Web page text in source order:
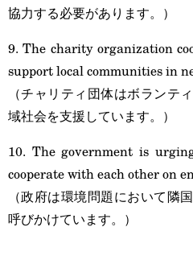
協力する必要があります。）
9. The charity organization
support local communities in
（チャリティ団体はボランテ
域社会を支援しています。）
10. The government is
cooperate with each other on
（政府は環境問題において隣
呼びかけています。）